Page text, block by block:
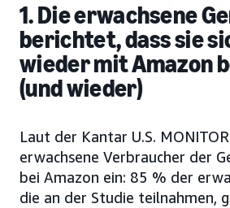
1. Die erwachsene
berichtet, dass sie
wieder mit Amazon
(und wieder)
Laut der Kantar U.S.
erwachsene Verbraucher der
bei Amazon ein: 85 % der
die an der Studie teilnahmen,